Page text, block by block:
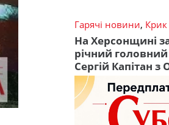
Гарячі новини, Крик
На Херсонщині
річний
Сергій Капітан